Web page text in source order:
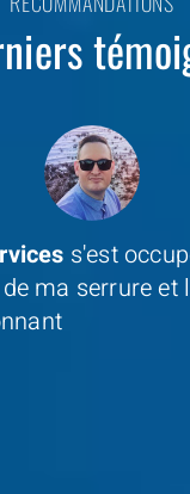
s'est
ma serrure et